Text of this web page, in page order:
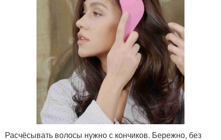
Расчёсывать волосы нужно с кончиков. Бережно, без